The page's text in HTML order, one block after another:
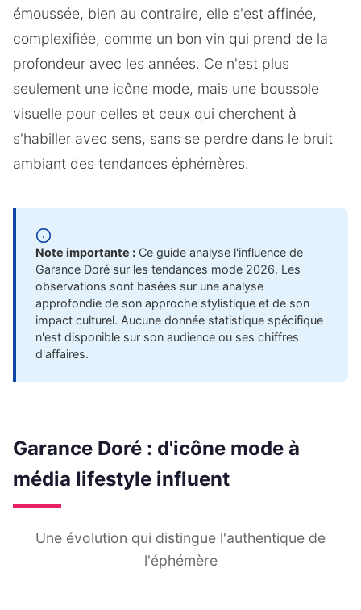
émoussée, bien au contraire, elle s'est affinée,
complexifiée, comme un bon vin qui prend de la
profondeur avec les années. Ce n'est plus
seulement une icône mode, mais une boussole
visuelle pour celles et ceux qui cherchent à
s'habiller avec sens, sans se perdre dans le bruit
ambiant des tendances éphémères.
Note importante : Ce guide analyse l'influence de
Garance Doré sur les tendances mode 2026. Les
observations sont basées sur une analyse
approfondie de son approche stylistique et de son
impact culturel. Aucune donnée statistique spécifique
n'est disponible sur son audience ou ses chiffres
d'affaires.
Garance Doré : d'icône mode à
média lifestyle influent
Une évolution qui distingue l'authentique de
l'éphémère